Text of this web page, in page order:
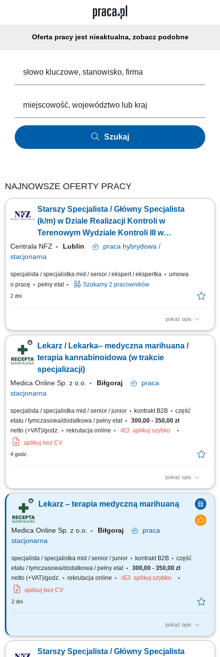
Oferta pracy jest nieaktualna, zobacz podobne
Szukaj
NAJNOWSZE OFERTY PRACY
Starszy Specjalista / Główny Specjalista
(k/m) w Dziale Realizacji Kontroli w
Terenowym Wydziale Kontroli III w
Departamencie Kontroli (lekarz k/m)
Centrala NFZ Lublin praca hybrydowa /
stacjonarna
specjalista / specjalistka mid / senior / ekspert / ekspertka
umowa
o pracę
pełny etat Szukamy 2 pracowników
2 dni
pokaż opis
GŁÓWNE ZADANIA przeprowadzanie czynności sprawdzających i
kontroli realizowanych przez Terenowy Wydział Kontroli III w Lublinie, ze
szczególnym uwzględnieniem zadań dotyczących dokumentacji
medycznej; przygotowywanie i analiza danych do planowych i doraźnych
kontroli realizacji umów o...
Lekarz / Lekarka– medyczna marihuana /
terapia kannabinoidowa (w trakcie
specjalizacji)
Medica Online Sp. z o.o. Biłgoraj
praca
stacjonarna
specjalista / specjalistka mid / senior / junior kontrakt B2B
część
etatu / tymczasowa/dodatkowa / pełny etat
300,00 - 350,00 zł
netto (+VAT)/godz.
rekrutacja online
aplikuj szybko
aplikuj bez CV
4 godz.
pokaż opis
Opis stanowiska Prowadzenie konsultacji lekarskich z pacjentami w
zakresie terapii opartej o medyczną marihuanę; Ocena wskazań do
leczenia oraz dobór indywidualnych zaleceń terapeutycznych;
Prowadzenie dokumentacji medycznej zgodnie z obowiązującymi
standardami; Praca w gabinecie stacjonarnym...
Lekarz – terapia medyczną marihuaną
Medica Online Sp. z o.o. Biłgoraj
praca
stacjonarna
specjalista / specjalistka mid / senior / junior kontrakt B2B
część
etatu / tymczasowa/dodatkowa / pełny etat
300,00 - 350,00 zł
netto (+VAT)/godz.
rekrutacja online
aplikuj szybko
aplikuj bez CV
2 dni
pokaż opis
Zapraszamy do współpracy z naszą firmą specjalizującą się w medycznej
lekarzy i lekarek różnych specjalizacji, którzy są otwarci na rozwój oraz
Starszy Specjalista / Główny Specjalista